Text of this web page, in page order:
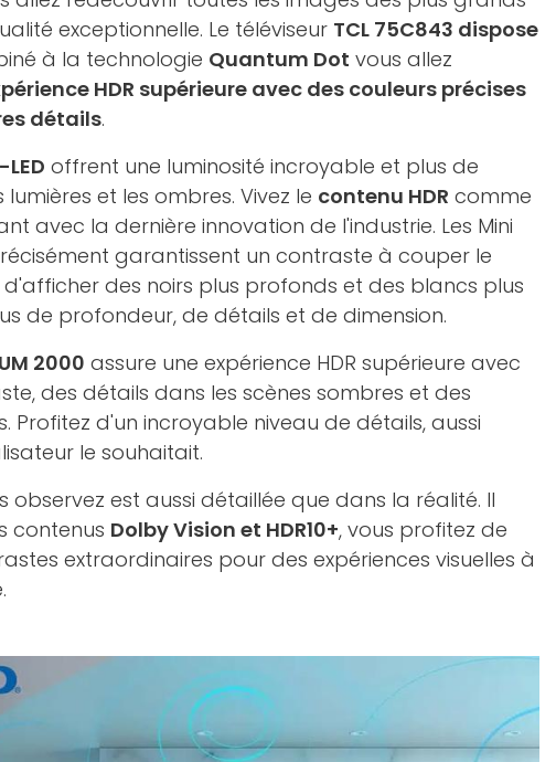
exceptionnelle. Le téléviseur TCL 75C843 dispose
à la technologie Quantum Dot vous allez
HDR supérieure avec des couleurs précises
détails.
offrent une luminosité incroyable et plus de
lumières et les ombres. Vivez le contenu HDR comme
avec la dernière innovation de l'industrie. Les Mini
garantissent un contraste à couper le
des noirs plus profonds et des blancs plus
de profondeur, de détails et de dimension.
2000​ assure une expérience HDR supérieure avec
des détails dans les scènes sombres et des
Profitez d'un incroyable niveau de détails, aussi
le souhaitait.
observez est aussi détaillée que dans la réalité. Il
contenus Dolby Vision et HDR10+, vous profitez de
extraordinaires pour des expériences visuelles à